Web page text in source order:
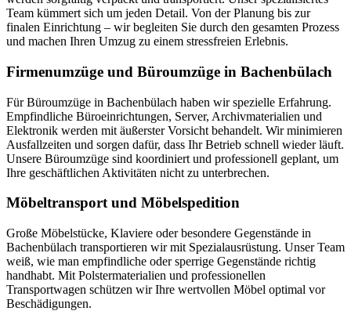
Team kümmert sich um jeden Detail. Von der Planung bis zur
finalen Einrichtung – wir begleiten Sie durch den gesamten Prozess
und machen Ihren Umzug zu einem stressfreien Erlebnis.
Firmenumzüge und Büroumzüge in Bachenbülach
Für Büroumzüge in Bachenbülach haben wir spezielle Erfahrung.
Empfindliche Büroeinrichtungen, Server, Archivmaterialien und
Elektronik werden mit äußerster Vorsicht behandelt. Wir minimieren
Ausfallzeiten und sorgen dafür, dass Ihr Betrieb schnell wieder läuft.
Unsere Büroumzüge sind koordiniert und professionell geplant, um
Ihre geschäftlichen Aktivitäten nicht zu unterbrechen.
Möbeltransport und Möbelspedition
Große Möbelstücke, Klaviere oder besondere Gegenstände in
Bachenbülach transportieren wir mit Spezialausrüstung. Unser Team
weiß, wie man empfindliche oder sperrige Gegenstände richtig
handhabt. Mit Polstermaterialien und professionellen
Transportwagen schützen wir Ihre wertvollen Möbel optimal vor
Beschädigungen.